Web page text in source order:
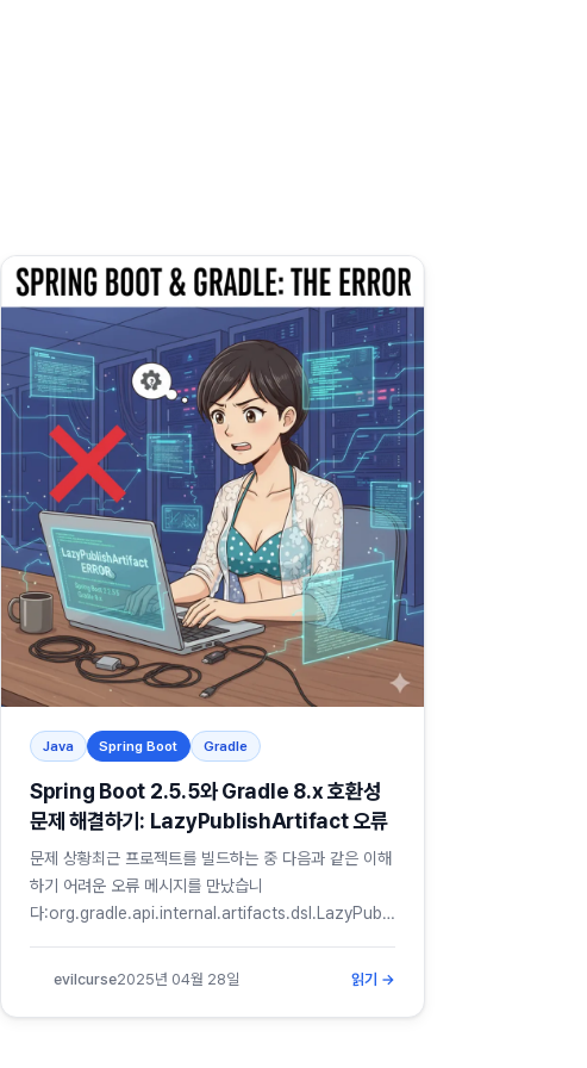
Java Spring Boot Gradle
Spring Boot 2.5.5와 Gradle 8.x 호환성
문제 해결하기: LazyPublishArtifact 오류
문제 상황최근 프로젝트를 빌드하는 중 다음과 같은 이해
하기 어려운 오류 메시지를 만났습니
다:org.gradle.api.internal.artifacts.dsl.LazyPubli
(Lorg/gradle/api/provider/Provider;)V * Try: &gt;
trace. &gt; Run with --info or --debug option to
evilcurse2025년 04월 28일 읽기 →